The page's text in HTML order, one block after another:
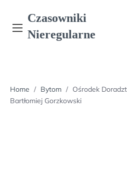
content
Czasowniki
Nieregularne
Home / Bytom / Ośrodek
Bartłomiej Gorzkowski